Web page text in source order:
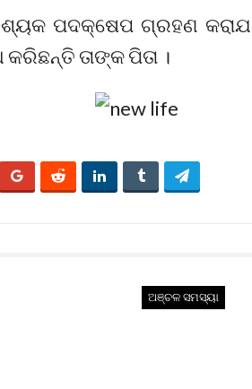
ପଦକ୍ଷେପ ଗ୍ରହଣ
ତାଙ୍କ ପିତା ।
ଅଞ୍ଚଳ ସମସ୍ୟା